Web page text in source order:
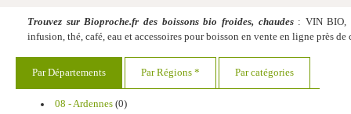
Trouvez sur Bioproche.fr des boissons bio froides, chaudes : VIN BIO,
infusion, thé, café, eau et accessoires pour boisson en vente en ligne près
Par Départements Par Régions * Par catégories
08 - Ardennes(0)